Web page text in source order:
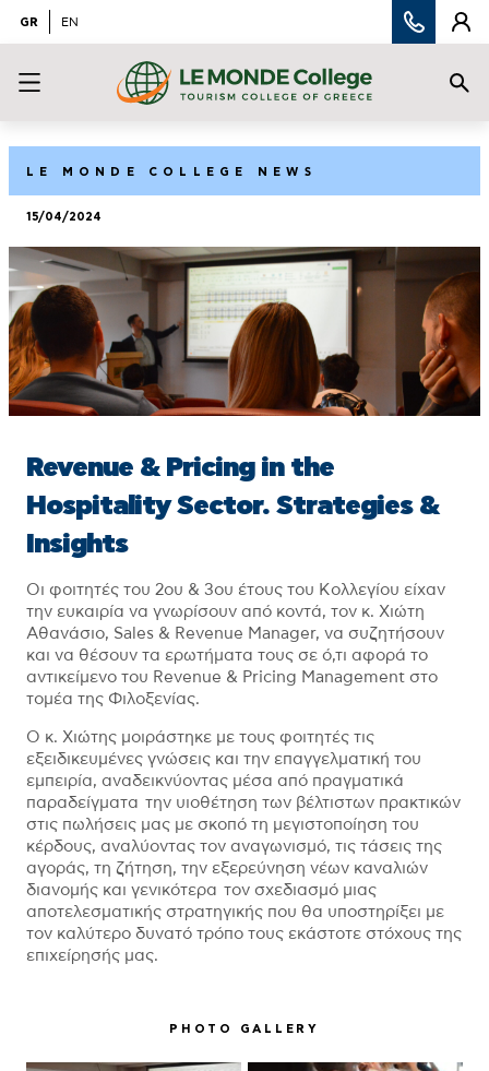
GR EN
LE MONDE COLLEGE NEWS
15/04/2024
Revenue & Pricing in the
Hospitality Sector. Strategies &
Insights
Οι φοιτητές του 2ου & 3ου έτους του Κολλεγίου είχαν
την ευκαιρία να γνωρίσουν από κοντά, τον κ. Χιώτη
Αθανάσιο, Sales & Revenue Manager, να συζητήσουν
και να θέσουν τα ερωτήματα τους σε ό,τι αφορά το
αντικείμενο του Revenue & Pricing Management στο
τομέα της Φιλοξενίας.
Ο κ. Χιώτης μοιράστηκε με τους φοιτητές τις
εξειδικευμένες γνώσεις και την επαγγελματική του
εμπειρία, αναδεικνύοντας μέσα από πραγματικά
παραδείγματα την υιοθέτηση των βέλτιστων πρακτικών
στις πωλήσεις μας με σκοπό τη μεγιστοποίηση του
κέρδους, αναλύοντας τον αναγωνισμό, τις τάσεις της
αγοράς, τη ζήτηση, την εξερεύνηση νέων καναλιών
διανομής και γενικότερα τον σχεδιασμό μιας
αποτελεσματικής στρατηγικής που θα υποστηρίξει με
τον καλύτερο δυνατό τρόπο τους εκάστοτε στόχους της
επιχείρησής μας.
PHOTO GALLERY